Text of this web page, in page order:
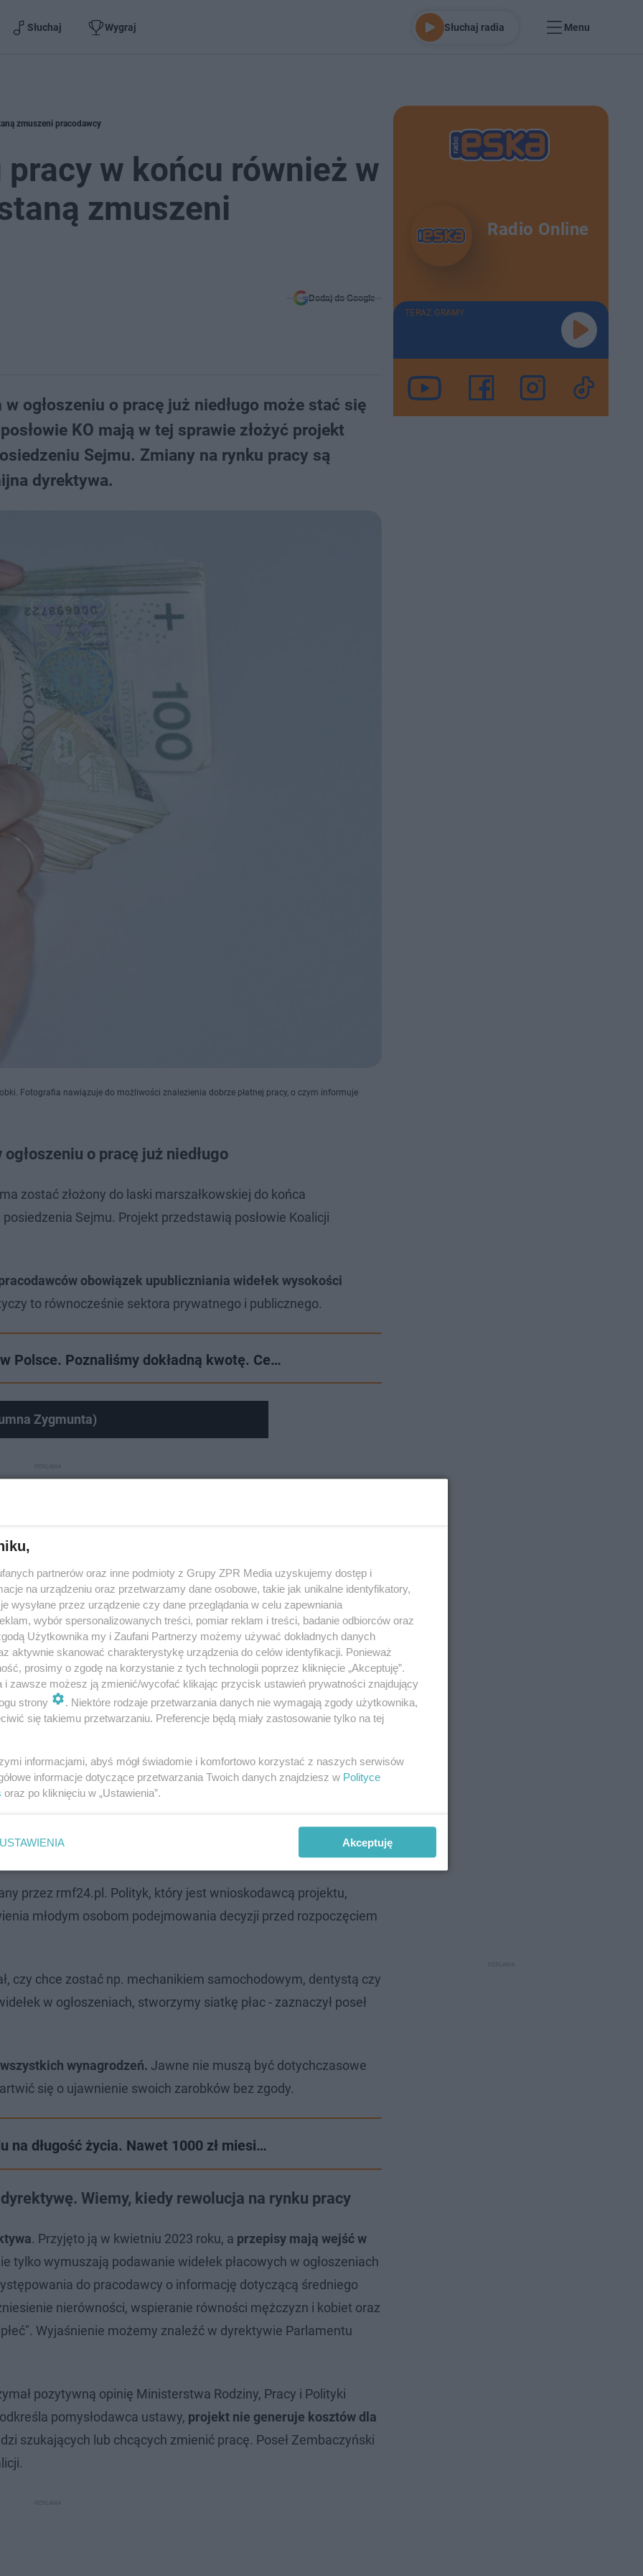
Słuchaj Wygraj Słuchaj radia Menu
zmuszeni pracodawcy
w końcu również w
zmuszeni
Dodaj do Google
ogłoszeniu o pracę już niedługo może stać się
KO mają w tej sprawie złożyć projekt
Sejmu. Zmiany na rynku pracy są
dyrektywa.
Fotografia nawiązuje do możliwości znalezienia dobrze płatnej pracy, o czym informuje
o pracę już niedługo
ma zostać złożony do laski marszałkowskiej do końca
Sejmu. Projekt przedstawią posłowie Koalicji
obowiązek upubliczniania widełek wysokości
to równocześnie sektora prywatnego i publicznego.
Polsce. Poznaliśmy dokładną kwotę. Ce…
Zygmunta)
Zniwelują lukę płacową
oddziaływać na rynek pracy. "Jasne
płacową, czyli różnice zarobkową kobiet i
na transparentność całego procesu
ten system. Dzięki temu mechanizmowi
się, ile możemy zarobić
przez rmf24.pl. Polityk, który jest wnioskodawcą projektu,
młodym osobom podejmowania decyzji przed rozpoczęciem
czy chce zostać np. mechanikiem samochodowym, dentystą czy
w ogłoszeniach, stworzymy siatkę płac - zaznaczył poseł
wynagrodzeń. Jawne nie muszą być dotychczasowe
się o ujawnienie swoich zarobków bez zgody.
długość życia. Nawet 1000 zł miesi…
Wiemy, kiedy rewolucja na rynku pracy
. Przyjęto ją w kwietniu 2023 roku, a przepisy mają wejść w
tylko wymuszają podawanie widełek płacowych w ogłoszeniach
do pracodawcy o informację dotyczącą średniego
nierówności, wspieranie równości mężczyzn i kobiet oraz
Wyjaśnienie możemy znaleźć w dyrektywie Parlamentu
pozytywną opinię Ministerstwa Rodziny, Pracy i Polityki
pomysłodawca ustawy, projekt nie generuje kosztów dla
szukających lub chcących zmienić pracę. Poseł Zembaczyński
Radio Online
TERAZ GRAMY
partnerów oraz inne podmioty z Grupy ZPR Media uzyskujemy dostęp i
na urządzeniu oraz przetwarzamy dane osobowe, takie jak unikalne identyfikatory,
wysyłane przez urządzenie czy dane przeglądania w celu zapewniania
wybór spersonalizowanych treści, pomiar reklam i treści, badanie odbiorców oraz
Użytkownika my i Zaufani Partnerzy możemy używać dokładnych danych
aktywnie skanować charakterystykę urządzenia do celów identyfikacji. Ponieważ
prosimy o zgodę na korzystanie z tych technologii poprzez kliknięcie „Akceptuję”.
i zawsze możesz ją zmienić/wycofać klikając przycisk ustawień prywatności znajdujący
strony
. Niektóre rodzaje przetwarzania danych nie wymagają zgody użytkownika,
się takiemu przetwarzaniu. Preferencje będą miały zastosowanie tylko na tej
informacjami, abyś mógł świadomie i komfortowo korzystać z naszych serwisów
informacje dotyczące przetwarzania Twoich danych znajdziesz w Polityce
oraz po kliknięciu w „Ustawienia”.
USTAWIENIA Akceptuję